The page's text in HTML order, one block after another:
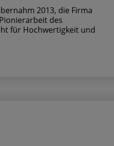
2013, die Firma
des
für Hochwertigkeit und